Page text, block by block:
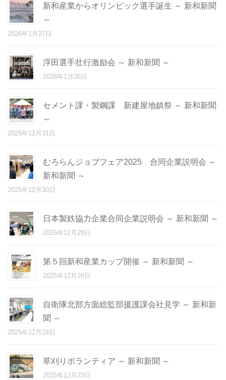
新和産業からオリンピック選手誕生 ～ 新和新聞
～
2026年1月27日
浮田選手壮行激励会 ～ 新和新聞 ～
2026年1月26日
セメント課・製鋼課 新建屋地鎮祭 ～ 新和新聞
～
2025年12月31日
むろらんジョブフェア2025 合同企業説明会 ～
新和新聞 ～
2025年12月30日
日本製鉄協力企業合同企業説明会 ～ 新和新聞 ～
2025年12月29日
第５回新和産業カップ開催 ～ 新和新聞 ～
2025年12月26日
自衛隊北部方面総監部援護課会社見学 ～ 新和新
聞 ～
2025年12月24日
草刈りボランティア ～ 新和新聞 ～
2025年12月23日